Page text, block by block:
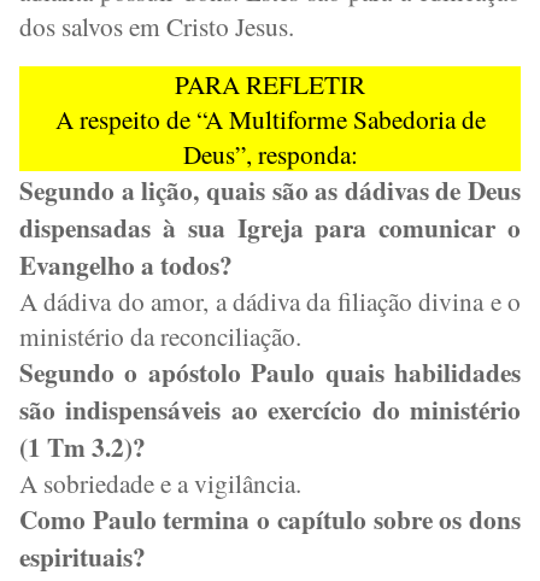
dos salvos em Cristo Jesus.
PARA REFLETIR
A respeito de “A Multiforme Sabedoria de
Deus”, responda:
Segundo a lição, quais são as dádivas de Deus
dispensadas à sua Igreja para comunicar o
Evangelho a todos?
A dádiva do amor, a dádiva da filiação divina e o
ministério da reconciliação.
Segundo o apóstolo Paulo quais habilidades
são indispensáveis ao exercício do ministério
(1 Tm 3.2)?
A sobriedade e a vigilância.
Como Paulo termina o capítulo sobre os dons
espirituais?